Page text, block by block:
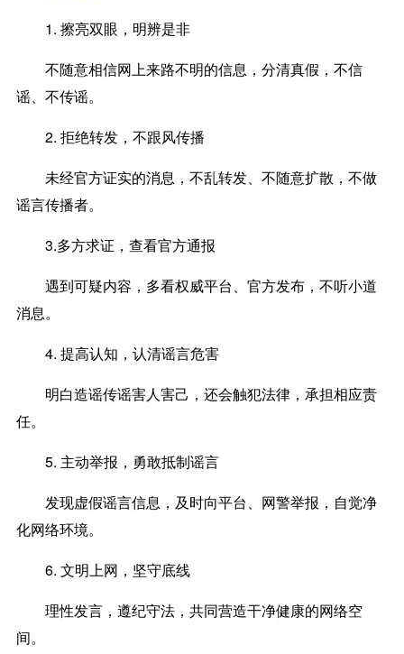
1. 擦亮双眼，明辨是非
不随意相信网上来路不明的信息，分清真假，不信
谣、不传谣。
2. 拒绝转发，不跟风传播
未经官方证实的消息，不乱转发、不随意扩散，不做
谣言传播者。
3.多方求证，查看官方通报
遇到可疑内容，多看权威平台、官方发布，不听小道
消息。
4. 提高认知，认清谣言危害
明白造谣传谣害人害己，还会触犯法律，承担相应责
任。
5. 主动举报，勇敢抵制谣言
发现虚假谣言信息，及时向平台、网警举报，自觉净
化网络环境。
6. 文明上网，坚守底线
理性发言，遵纪守法，共同营造干净健康的网络空
间。